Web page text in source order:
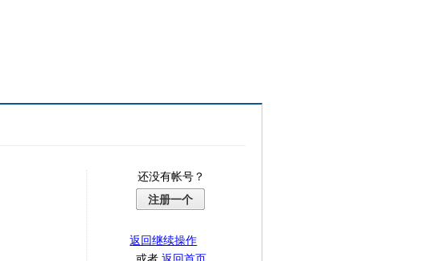
还没有帐号？
注册一个
返回继续操作